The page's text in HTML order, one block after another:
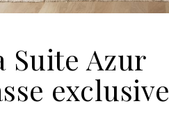
Suite Azur
exclusive